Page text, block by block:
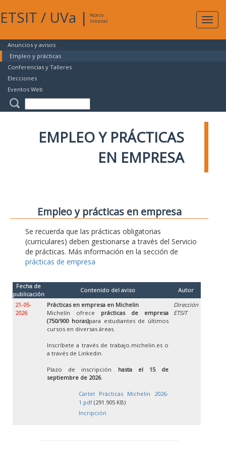
ETSIT / UVa |
Acceso
Intranet
Anuncios y avisos
Empleo y prácticas
Conferencias y Talleres
Elecciones
Eventos Web
EMPLEO Y PRÁCTICAS
EN EMPRESA
Empleo y prácticas en empresa
Se recuerda que las prácticas obligatorias
(curriculares) deben gestionarse a través del Servicio
de prácticas. Más información en la sección de
prácticas de empresa
Fecha de
publicación
Contenido del aviso
Autor
21-05-
2026
Prácticas en empresa en Michelin
Michelín ofrece prácticas de empresa
(750/900 horas)para estudiantes de últimos
cursos en diversas áreas.
Inscríbete a través de trabajo.michelin.es o
a través de Linkedin.
Plazo de inscripción hasta el 15 de
septiembre de 2026.
Cartel Prácticas Michelin 2026-
1.pdf (291.905 KB)
Incripción
Dirección
ETSIT